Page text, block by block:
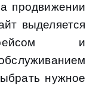
продвижении
выделяется
и
нужное